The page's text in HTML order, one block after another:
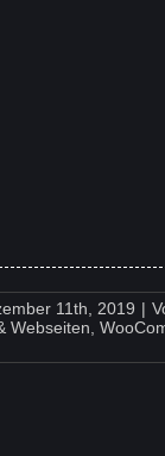
11th, 2019 |
Webseiten